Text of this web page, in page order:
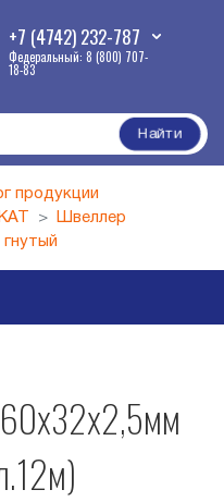
+7 (4742) 232-787
Федеральный: 8 (800) 707-
18-83
Найти
продукции
Швеллер